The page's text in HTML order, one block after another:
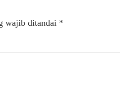
wajib ditandai *